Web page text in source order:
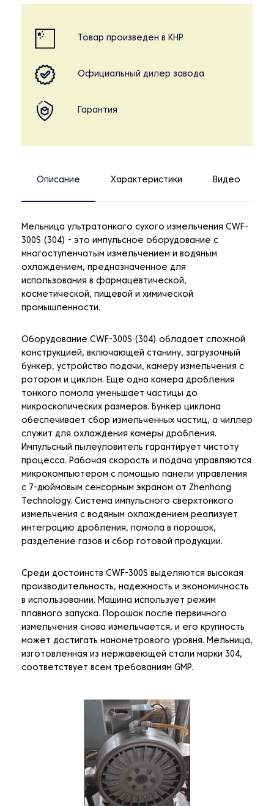
Товар произведен в КНР
Официальный дилер завода
Гарантия
Описание Характеристики Видео
Мельница ультратонкого сухого измельчения CWF-
300S (304) - это импульсное оборудование с
многоступенчатым измельчением и водяным
охлаждением, предназначенное для
использования в фармацевтической,
косметической, пищевой и химической
промышленности.
Оборудование CWF-300S (304) обладает сложной
конструкцией, включающей станину, загрузочный
бункер, устройство подачи, камеру измельчения с
ротором и циклон. Еще одна камера дробления
тонкого помола уменьшает частицы до
микроскопических размеров. Бункер циклона
обеспечивает сбор измельченных частиц, а чиллер
служит для охлаждения камеры дробления.
Импульсный пылеуловитель гарантирует чистоту
процесса. Рабочая скорость и подача управляются
микрокомпьютером с помощью панели управления
с 7-дюймовым сенсорным экраном от Zhenhong
Technology. Система импульсного сверхтонкого
измельчения с водяным охлаждением реализует
интеграцию дробления, помола в порошок,
разделение газов и сбор готовой продукции.
Среди достоинств CWF-300S выделяются высокая
производительность, надежность и экономичность
в использовании. Машина использует режим
плавного запуска. Порошок после первичного
измельчения снова измельчается, и его крупность
может достигать нанометрового уровня. Мельница,
изготовленная из нержавеющей стали марки 304,
соответствует всем требованиям GMP.